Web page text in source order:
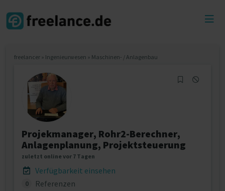
freelancer » Ingenieurwesen » Maschinen- / Anlagenbau
Projekmanager, Rohr2-Berechner,
Anlagenplanung, Projektsteuerung
zuletzt online vor 7 Tagen
Verfügbarkeit einsehen
0 Referenzen